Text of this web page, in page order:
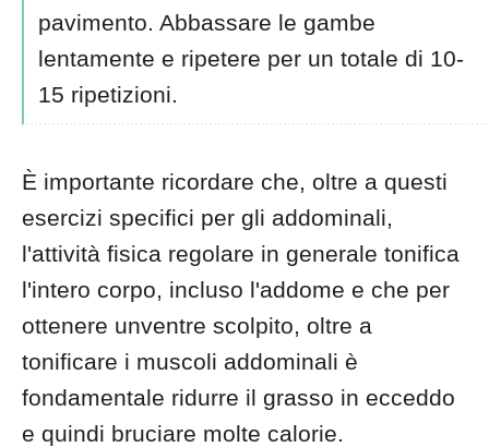
pavimento. Abbassare le gambe
lentamente e ripetere per un totale di 10-
15 ripetizioni.
È importante ricordare che, oltre a questi
esercizi specifici per gli addominali,
l'attività fisica regolare in generale tonifica
l'intero corpo, incluso l'addome e che per
ottenere unventre scolpito, oltre a
tonificare i muscoli addominali è
fondamentale ridurre il grasso in ecceddo
e quindi bruciare molte calorie.